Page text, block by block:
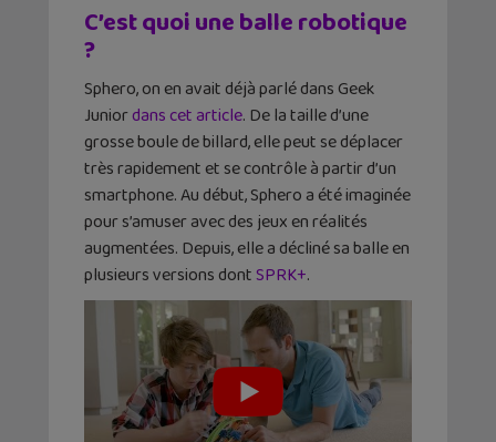
C’est quoi une balle robotique
?
Sphero, on en avait déjà parlé dans Geek
Juniordans cet article. De la taille d’une
grosse boule de billard, elle peut se déplacer
très rapidement et se contrôle à partir d’un
smartphone. Au début, Sphero a été imaginée
pour s’amuser avec des jeux en réalités
augmentées. Depuis, elle a décliné sa balle en
plusieurs versions dontSPRK+.